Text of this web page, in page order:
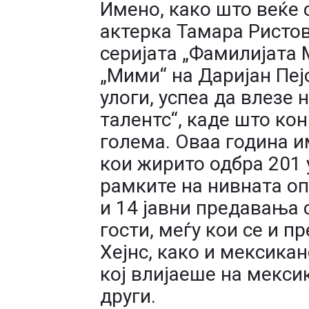
Имено, како што веќе
актерка Тамара
серијата
„Мими“ на Даријан
улоги, успеа да влезе
талентс“, каде што
голема. Оваа година
кои жирито одбра 201
рамките на нивната
и 14 јавни предавања
гости, меѓу кои се и
Хејнс, како и
кој влијаеше на
други.